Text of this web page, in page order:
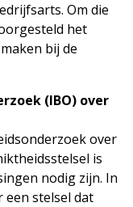
Om die
het
bij de
(IBO) over
over
is
nodig zijn. In
een stelsel dat